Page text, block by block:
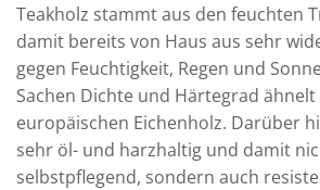
Teakholz stammt aus den feuchten
damit bereits von Haus aus sehr
gegen Feuchtigkeit, Regen und
Sachen Dichte und Härtegrad
europäischen Eichenholz. Darüber
sehr öl- und harzhaltig und damit
selbstpflegend, sondern auch